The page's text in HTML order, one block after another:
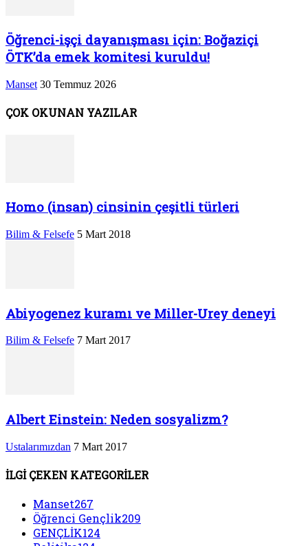
Öğrenci-işçi dayanışması için: Boğaziçi
ÖTK’da emek komitesi kuruldu!
Manset 30 Temmuz 2026
ÇOK OKUNAN YAZILAR
Homo (insan) cinsinin çeşitli türleri
Bilim & Felsefe 5 Mart 2018
Abiyogenez kuramı ve Miller-Urey deneyi
Bilim & Felsefe 7 Mart 2017
Albert Einstein: Neden sosyalizm?
Ustalarımızdan 7 Mart 2017
İLGİ ÇEKEN KATEGORİLER
Manset267
Öğrenci Gençlik209
GENÇLİK124